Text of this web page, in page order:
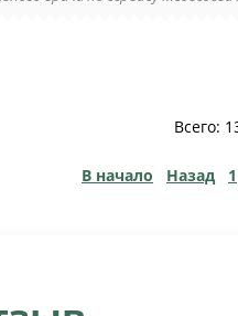
Всего:
В начало Назад 1